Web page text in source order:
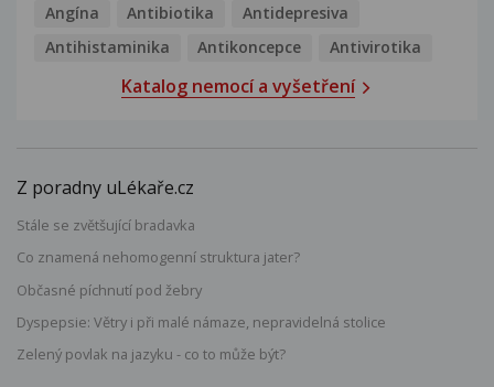
Angína
Antibiotika
Antidepresiva
Antihistaminika
Antikoncepce Antivirotika
Katalog nemocí a vyšetření
Z poradny uLékaře.cz
Stále se zvětšující bradavka
Co znamená nehomogenní struktura jater?
Občasné píchnutí pod žebry
Dyspepsie: Větry i při malé námaze, nepravidelná stolice
Zelený povlak na jazyku - co to může být?